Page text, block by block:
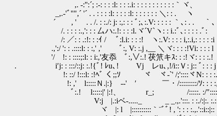
,. ‐:'':´; :-: : : :l: : : :.i: : : : : : : : : : :｀ヾ、
_,.-'ﾞ''",´ '´ . . : : : :l: : : : :l: : : : : : : ＼: : . ヽ
´ , ' . . /. : :./: j: :,: : : ﾞ;､:.V: : : : : ｀､: . . ｀
/. : : : :.,': : : 厶ハ:.!: : : :l.ヾ´V`ヽ: : i.:ﾞ､: : : : .ﾞ:
/: ／: : .:!: : :ｲ / ﾞ:l.i: : : :! ヽ:.V: : : : i,:.i,: : : : :i
.,':/ ': : .::::l: : :,' ,' ﾞ:, V: :.j ,__ ＼ヾ: : : :!Vi: : : : l
'/ !: : ::::;:l: : i:,'友忝 ﾞ:,∨:.! 茯笊キｽ: : :!ヾ: : : :.!
. i′j: : :::/::j: :.!{ﾞ! ﾚu､! Vj レu､,!/i::Ｖ: j:: ﾞ: : : j
!: ::/ !:::l: :!ﾍﾞ く;;ｿ ヾ ヾ-`' /;'::::ヾN: : :
!: ,' l:::::Ｎ.|:} -‐' ′ ￣・/:::::::::/ｿ: : : :,!
ﾞ:.! l:::::|' |:!、 r_; /:::::. :/"::::
V:j |.:iベ‐....._ _ _.,.':::. : :./:|:. :.::
ヾ |: l |::::::::::｀¨ﾞﾞ! , ': : : :.,.'::i::|:: :